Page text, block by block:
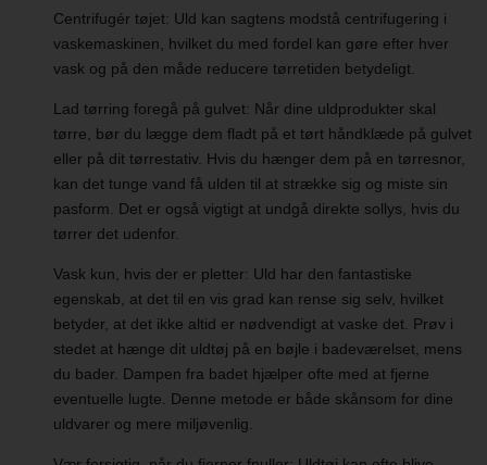
Centrifugér tøjet: Uld kan sagtens modstå centrifugering i
vaskemaskinen, hvilket du med fordel kan gøre efter hver
vask og på den måde reducere tørretiden betydeligt.
Lad tørring foregå på gulvet: Når dine uldprodukter skal
tørre, bør du lægge dem fladt på et tørt håndklæde på gulvet
eller på dit tørrestativ. Hvis du hænger dem på en tørresnor,
kan det tunge vand få ulden til at strække sig og miste sin
pasform. Det er også vigtigt at undgå direkte sollys, hvis du
tørrer det udenfor.
Vask kun, hvis der er pletter: Uld har den fantastiske
egenskab, at det til en vis grad kan rense sig selv, hvilket
betyder, at det ikke altid er nødvendigt at vaske det. Prøv i
stedet at hænge dit uldtøj på en bøjle i badeværelset, mens
du bader. Dampen fra badet hjælper ofte med at fjerne
eventuelle lugte. Denne metode er både skånsom for dine
uldvarer og mere miljøvenlig.